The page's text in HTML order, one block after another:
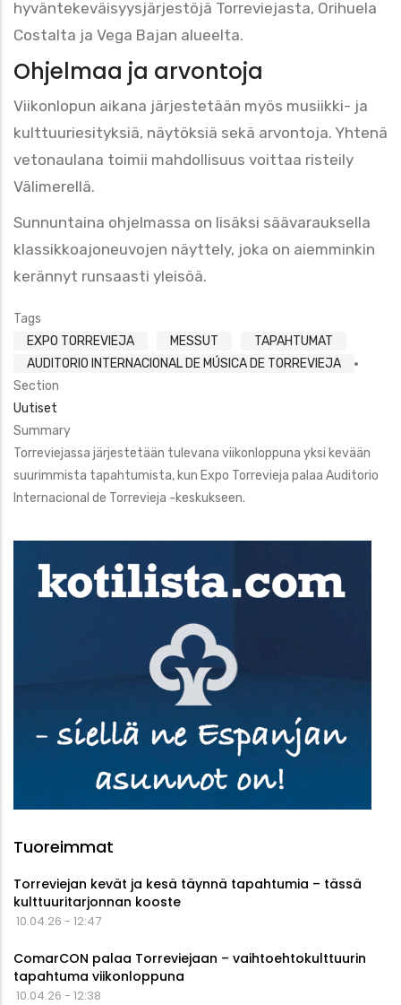
hyväntekeväisyysjärjestöjä Torreviejasta, Orihuela
Costalta ja Vega Bajan alueelta.
Ohjelmaa ja arvontoja
Viikonlopun aikana järjestetään myös musiikki- ja
kulttuuriesityksiä, näytöksiä sekä arvontoja. Yhtenä
vetonaulana toimii mahdollisuus voittaa risteily
Välimerellä.
Sunnuntaina ohjelmassa on lisäksi säävarauksella
klassikkoajoneuvojen näyttely, joka on aiemminkin
kerännyt runsaasti yleisöä.
Tags
EXPO TORREVIEJA
MESSUT
TAPAHTUMAT
AUDITORIO INTERNACIONAL DE MÚSICA DE TORREVIEJA
Section
Uutiset
Summary
Torreviejassa järjestetään tulevana viikonloppuna yksi kevään
suurimmista tapahtumista, kun Expo Torrevieja palaa Auditorio
Internacional de Torrevieja -keskukseen.
Tuoreimmat
Torreviejan kevät ja kesä täynnä tapahtumia – tässä
kulttuuritarjonnan kooste
10.04.26 - 12:47
ComarCON palaa Torreviejaan – vaihtoehtokulttuurin
tapahtuma viikonloppuna
10.04.26 - 12:38